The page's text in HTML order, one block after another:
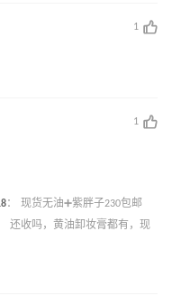
1
1
： 现货无油➕紫胖子230包邮
还收吗，黄油卸妆膏都有，现